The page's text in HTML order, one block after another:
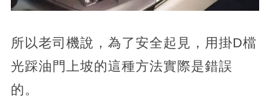
所以老司機說，為了安全起見，用掛D檔
光踩油門上坡的這種方法實際是錯誤
的。